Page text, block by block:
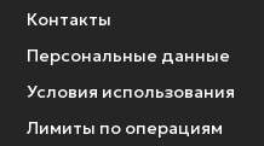
Контакты
Персональные данные
Условия использования
Лимиты по операциям